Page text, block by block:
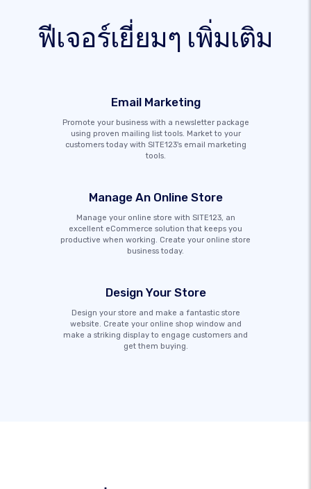
ฟีเจอร์เยี่ยมๆ เพิ่มเติม
Email Marketing
Promote your business with a newsletter package
using proven mailing list tools. Market to your
customers today with SITE123's email marketing
tools.
Manage An Online Store
Manage your online store with SITE123, an
excellent eCommerce solution that keeps you
productive when working. Create your online store
business today.
Design Your Store
Design your store and make a fantastic store
website. Create your online shop window and
make a striking display to engage customers and
get them buying.